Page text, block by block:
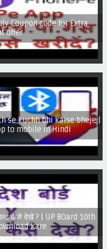
Coupon code for Extra
offer
se kuchh bhi kaise bheje |
to mobile in Hindi
कैसे देखे ? | UP BOard 10th
kare